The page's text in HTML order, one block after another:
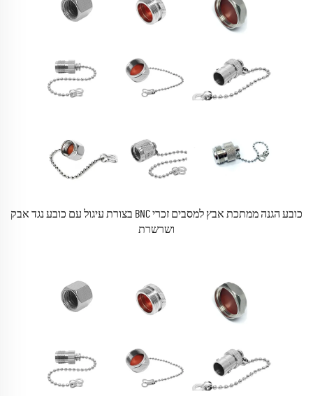
כובע הגנה ממתכת אבץ למסבים זכרי BNC בצורת עיגול עם כובע נגד אבק
ושרשרת